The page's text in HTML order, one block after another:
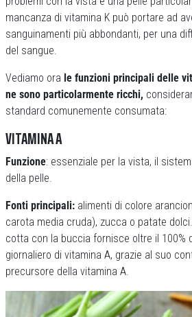
mancanza di vitamina K può portare ad
sanguinamenti più abbondanti, per una
del sangue.
Vediamo ora le funzioni principali delle
ne sono particolarmente ricchi,
standard comunemente consumata:
VITAMINA A
Funzione: essenziale per la vista, il
della pelle.
Fonti principali: alimenti di colore
carota media cruda), zucca o patate
cotta con la buccia fornisce oltre il 100%
giornaliero di vitamina A, grazie al suo
precursore della vitamina A.